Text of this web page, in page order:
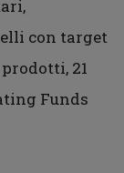
con target
21
Funds